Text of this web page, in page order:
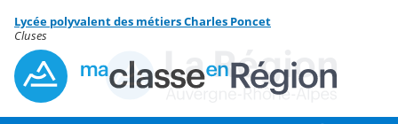
Menu de la rubrique
Contenu
Lycée polyvalent des métiers Charles Poncet
Cluses